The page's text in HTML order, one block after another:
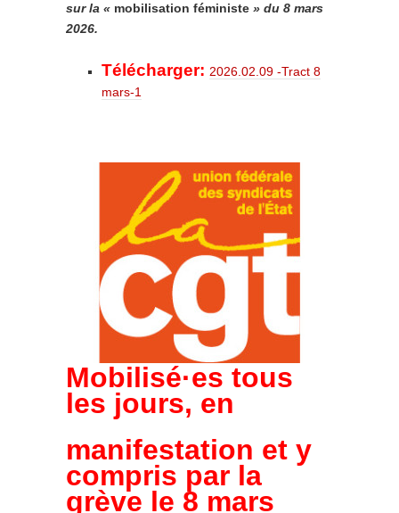
sur la « mobilisation féministe » du 8 mars
2026.
Télécharger: 2026.02.09 -Tract 8
mars-1
Mobilisé·es tous
les jours, en
manifestation et y
compris par la
grève le 8 mars